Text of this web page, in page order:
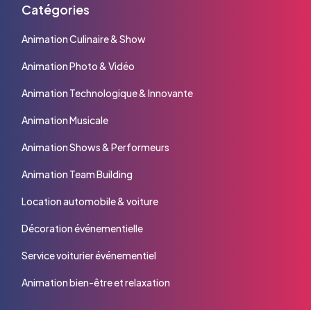
Catégories
Animation Culinaire & Show
Animation Photo & Vidéo
Animation Technologique & Innovante
Animation Musicale
Animation Shows & Performeurs
Animation Team Building
Location automobile & voiture
Décoration événementielle
Service voiturier événementiel
Animation bien-être et relaxation